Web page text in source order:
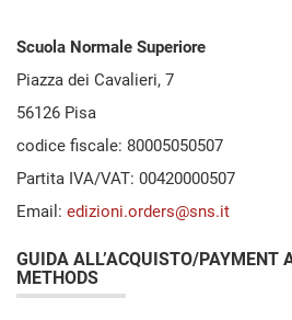
Scuola Normale Superiore
Piazza dei Cavalieri, 7
56126 Pisa
codice fiscale: 80005050507
Partita IVA/VAT: 00420000507
Email: edizioni.orders@sns.it
GUIDA ALL’ACQUISTO/PAYMENT
METHODS